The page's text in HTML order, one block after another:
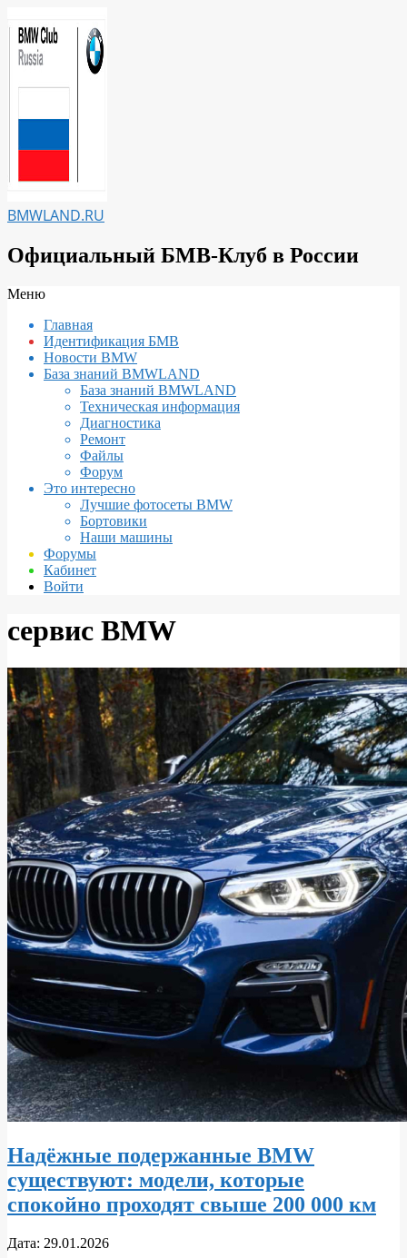
к
содержимому
BMWLAND.RU
Официальный БМВ-Клуб в России
Вторичное
навигации
Меню
Главная
Идентификация БМВ
Новости BMW
База знаний BMWLAND
База знаний BMWLAND
Техническая информация
Диагностика
Ремонт
Файлы
Форум
Это интересно
Лучшие фотосеты BMW
Бортовики
Наши машины
Форумы
Кабинет
Войти
сервис BMW
Надёжные подержанные BMW
существуют: модели, которые
спокойно проходят свыше 200 000 км
2026-
Дата: 29.01.2026